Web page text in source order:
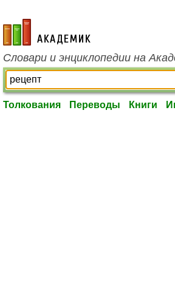
academic.ru
Словари и энциклопедии на
Толкования Переводы Книги